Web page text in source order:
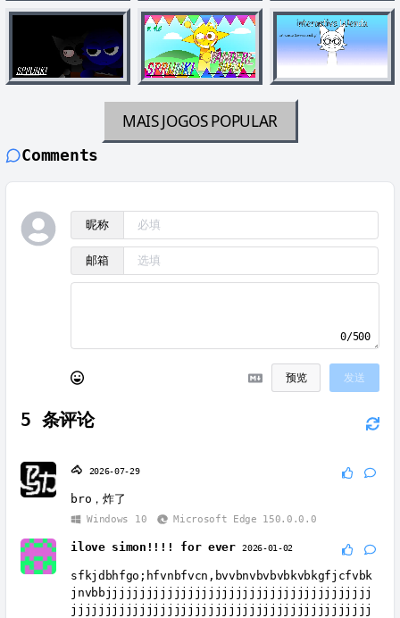
MAIS JOGOSPOPULAR
Comments
昵称
邮箱
0/500
预览 发送
5 条评论
🐴 2026-07-29
bro，炸了
Windows 10 Microsoft Edge 150.0.0.0
ilove simon!!!! for ever 2026-01-02
sfkjdbhfgo;hfvnbfvcn,bvvbnvbvbvbkvbkgfjcfvbk
jnvbbjjjjjjjjjjjjjjjjjjjjjjjjjjjjjjjjjjjjjjj
jjjjjjjjjjjjjjjjjjjjjjjjjjjjjjjjjjjjjjjjjjjj